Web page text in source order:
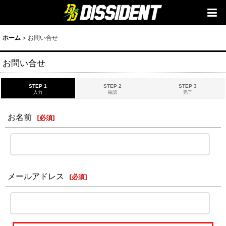
ホーム > お問い合せ
お問い合せ
STEP 1
入力
STEP 2
確認
STEP 3
完了
お名前 [必須]
メールアドレス [必須]